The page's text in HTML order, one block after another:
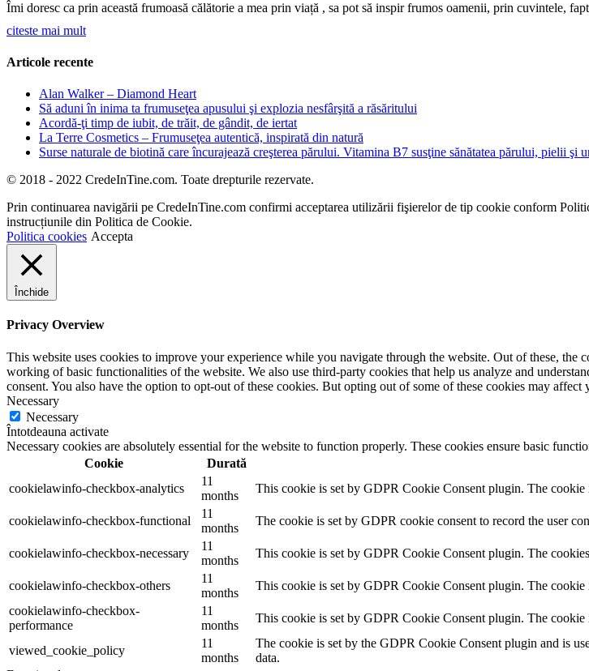
Îmi doresc ca prin această frumoasă călătorie a mea prin viață , sa pot să inspir frumos oamenii, prin cuvintele,
citeste mai mult
Articole recente
Alan Walker – Diamond Heart
Să aduni în inima ta frumuseţea apusului şi explozia nesfârşită a răsăritului
Acordă-ţi timp de iubit, de trăit, de gândit, de iertat
La Terre Cosmetics – Frumuseţea autentică, inspirată din natură
Surse naturale de biotină care încurajează creşterea părului. Vitamina B7 susţine sănătatea părului, pielii şi
© 2018 - 2022 CredeInTine.com. Toate drepturile rezervate.
Prin continuarea navigării pe CredeInTine.com confirmi acceptarea utilizării fişierelor de tip cookie conform
instrucțiunile din Politica de Cookie.
Politica cookies Accepta
Închide
Privacy Overview
This website uses cookies to improve your experience while you navigate through the website. Out of these, the
working of basic functionalities of the website. We also use third-party cookies that help us analyze and
consent. You also have the option to opt-out of these cookies. But opting out of some of these cookies may affect
Necessary
Necessary
Întotdeauna activate
Necessary cookies are absolutely essential for the website to function properly. These cookies ensure basic
Cookie
Durată
cookielawinfo-checkbox-analytics
11
months
This cookie is set by GDPR Cookie Consent plugin. The
cookielawinfo-checkbox-functional
11
months
The cookie is set by GDPR cookie consent to record the user
cookielawinfo-checkbox-necessary
11
months
This cookie is set by GDPR Cookie Consent plugin. The
cookielawinfo-checkbox-others
11
months
This cookie is set by GDPR Cookie Consent plugin. The cookie
cookielawinfo-checkbox-
performance
11
months
This cookie is set by GDPR Cookie Consent plugin. The
viewed_cookie_policy
11
months
The cookie is set by the GDPR Cookie Consent plugin and is
data.